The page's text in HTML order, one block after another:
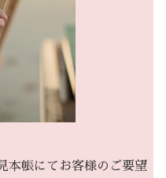
本帳にてお客様のご要望